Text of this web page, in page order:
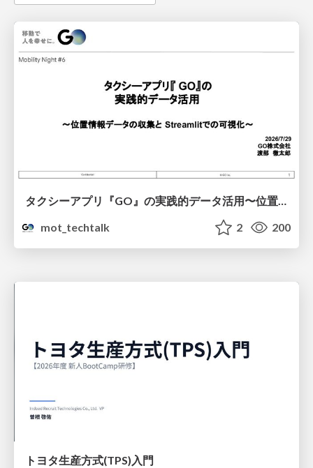
mot_techtalk
2 200
トヨタ⽣産⽅式(TPS)⼊⾨